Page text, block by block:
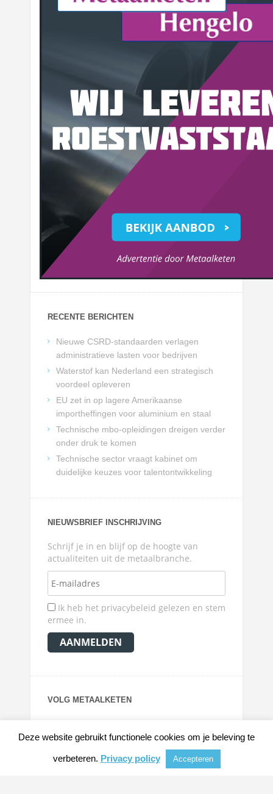
RECENTE BERICHTEN
Nieuwe CSRD-standaarden verlagen
administratieve lasten voor bedrijven
Waterstof kan Nederland een strategisch
voordeel opleveren
EU zet in op lagere Amerikaanse
importheffingen voor aluminium en staal
Technische mbo-opleidingen dreigen verder
onder druk te komen
Technische sector vraagt kabinet om
duidelijke keuzes voor talentontwikkeling
NIEUWSBRIEF INSCHRIJVING
Schrijf je in en blijf op de hoogte van
actualiteiten uit de metaalbranche.
Ik heb het privacybeleid gelezen en stem
ermee in.
VOLG METAALKETEN
Deze website gebruikt functionele cookies om je beleving te
verbeteren. Privacy policy Accepteren